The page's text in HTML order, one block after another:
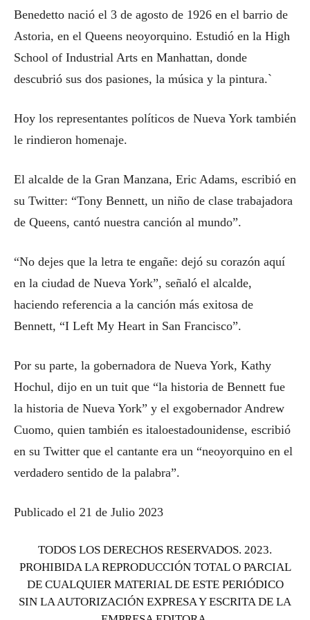
Benedetto nació el 3 de agosto de 1926 en el barrio de
Astoria, en el Queens neoyorquino. Estudió en la High
School of Industrial Arts en Manhattan, donde
descubrió sus dos pasiones, la música y la pintura.`
Hoy los representantes políticos de Nueva York también
le rindieron homenaje.
El alcalde de la Gran Manzana, Eric Adams, escribió en
su Twitter: “Tony Bennett, un niño de clase trabajadora
de Queens, cantó nuestra canción al mundo”.
“No dejes que la letra te engañe: dejó su corazón aquí
en la ciudad de Nueva York”, señaló el alcalde,
haciendo referencia a la canción más exitosa de
Bennett, “I Left My Heart in San Francisco”.
Por su parte, la gobernadora de Nueva York, Kathy
Hochul, dijo en un tuit que “la historia de Bennett fue
la historia de Nueva York” y el exgobernador Andrew
Cuomo, quien también es italoestadounidense, escribió
en su Twitter que el cantante era un “neoyorquino en el
verdadero sentido de la palabra”.
Publicado el 21 de Julio 2023
TODOS LOS DERECHOS RESERVADOS. 2023.
PROHIBIDA LA REPRODUCCIÓN TOTAL O PARCIAL
DE CUALQUIER MATERIAL DE ESTE PERIÓDICO
SIN LA AUTORIZACIÓN EXPRESA Y ESCRITA DE LA